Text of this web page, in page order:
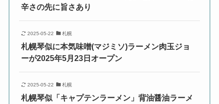
辛さの先に旨さあり
2025-05-22 札幌
札幌琴似に本気味噌(マジミソ)ラーメン肉玉ジョ
ーが2025年5月23日オープン
2025-05-22 札幌
札幌琴似「キャプテンラーメン」背油醤油ラーメ